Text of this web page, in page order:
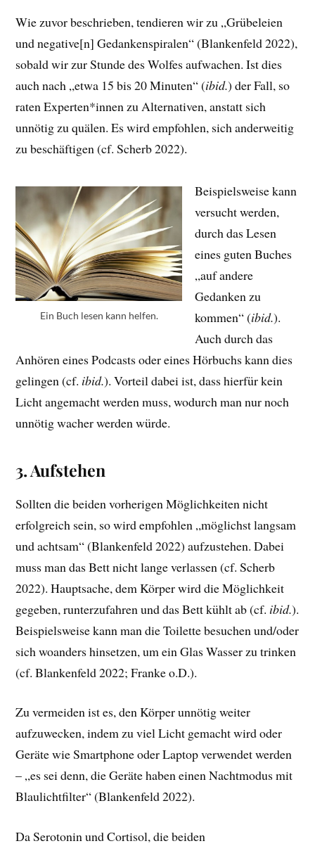
Wie zuvor beschrieben, tendieren wir zu „Grübeleien
und negative[n] Gedankenspiralen“ (Blankenfeld 2022),
sobald wir zur Stunde des Wolfes aufwachen. Ist dies
auch nach „etwa 15 bis 20 Minuten“ (ibid.) der Fall, so
raten Experten*innen zu Alternativen, anstatt sich
unnötig zu quälen. Es wird empfohlen, sich anderweitig
zu beschäftigen (cf. Scherb 2022).
Ein Buch lesen kann helfen.
Beispielsweise kann
versucht werden,
durch das Lesen
eines guten Buches
„auf andere
Gedanken zu
kommen“ (ibid.).
Auch durch das
Anhören eines Podcasts oder eines Hörbuchs kann dies
gelingen (cf. ibid.). Vorteil dabei ist, dass hierfür kein
Licht angemacht werden muss, wodurch man nur noch
unnötig wacher werden würde.
3. Aufstehen
Sollten die beiden vorherigen Möglichkeiten nicht
erfolgreich sein, so wird empfohlen „möglichst langsam
und achtsam“ (Blankenfeld 2022) aufzustehen. Dabei
muss man das Bett nicht lange verlassen (cf. Scherb
2022). Hauptsache, dem Körper wird die Möglichkeit
gegeben, runterzufahren und das Bett kühlt ab (cf. ibid.).
Beispielsweise kann man die Toilette besuchen und/oder
sich woanders hinsetzen, um ein Glas Wasser zu trinken
(cf. Blankenfeld 2022; Franke o.D.).
Zu vermeiden ist es, den Körper unnötig weiter
aufzuwecken, indem zu viel Licht gemacht wird oder
Geräte wie Smartphone oder Laptop verwendet werden
– „es sei denn, die Geräte haben einen Nachtmodus mit
Blaulichtfilter“ (Blankenfeld 2022).
Da Serotonin und Cortisol, die beiden